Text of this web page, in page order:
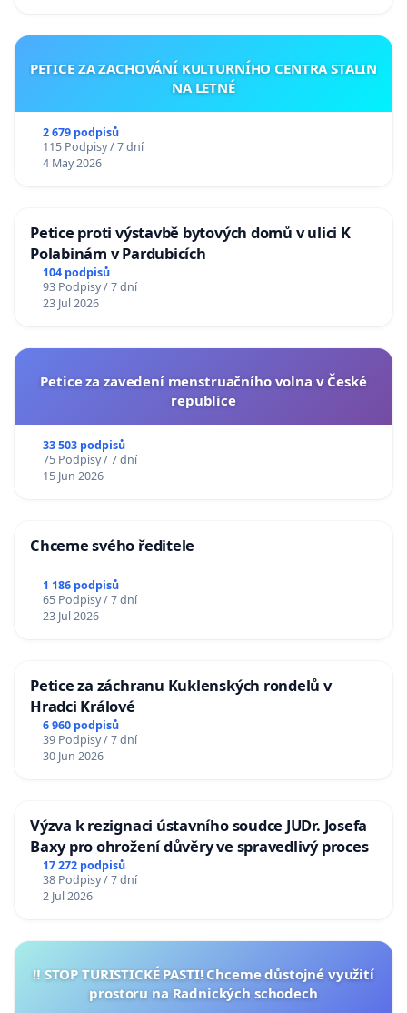
PETICE ZA ZACHOVÁNÍ KULTURNÍHO CENTRA STALIN
NA LETNÉ
2 679 podpisů
115 Podpisy / 7 dní
4 May 2026
Petice proti výstavbě bytových domů v ulici K
Polabinám v Pardubicích
104 podpisů
93 Podpisy / 7 dní
23 Jul 2026
Petice za zavedení menstruačního volna v České
republice
33 503 podpisů
75 Podpisy / 7 dní
15 Jun 2026
Chceme svého ředitele
1 186 podpisů
65 Podpisy / 7 dní
23 Jul 2026
Petice za záchranu Kuklenských rondelů v
Hradci Králové
6 960 podpisů
39 Podpisy / 7 dní
30 Jun 2026
Výzva k rezignaci ústavního soudce JUDr. Josefa
Baxy pro ohrožení důvěry ve spravedlivý proces
17 272 podpisů
38 Podpisy / 7 dní
2 Jul 2026
‼️ STOP TURISTICKÉ PASTI! Chceme důstojné využití
prostoru na Radnických schodech